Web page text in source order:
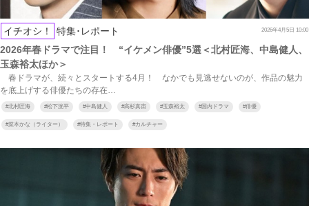
イチオシ！ 特集･レポート 2026年4月5日 10:00
2026年春ドラマで注目！ “イケメン俳優”5選＜北村匠海、中島健人、
玉森裕太ほか＞
春ドラマが、続々とスタートする4月！ なかでも見逃せないのが、作品の魅力
を底上げする俳優たちの存在…
#北村匠海 #松下洸平 #中島健人 #高杉真宙 #玉森裕太 #国内ドラマ #俳優
#菜本かな（ライター） #特集・レポート #カルチャー